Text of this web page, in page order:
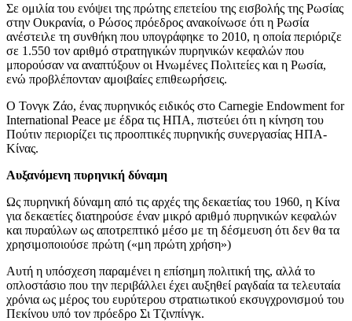
Σε ομιλία του ενόψει της πρώτης επετείου της εισβολής της Ρωσίας
στην Ουκρανία, ο Ρώσος πρόεδρος ανακοίνωσε ότι η Ρωσία
ανέστειλε τη συνθήκη που υπογράφηκε το 2010, η οποία περιόριζε
σε 1.550 τον αριθμό στρατηγικών πυρηνικών κεφαλών που
μπορούσαν να αναπτύξουν οι Ηνωμένες Πολιτείες και η Ρωσία,
ενώ προβλέπονταν αμοιβαίες επιθεωρήσεις.
Ο Τονγκ Ζάο, ένας πυρηνικός ειδικός στο Carnegie Endowment for
International Peace με έδρα τις ΗΠΑ, πιστεύει ότι η κίνηση του
Πούτιν περιορίζει τις προοπτικές πυρηνικής συνεργασίας ΗΠΑ-
Κίνας.
Αυξανόμενη πυρηνική δύναμη
Ως πυρηνική δύναμη από τις αρχές της δεκαετίας του 1960, η Κίνα
για δεκαετίες διατηρούσε έναν μικρό αριθμό πυρηνικών κεφαλών
και πυραύλων ως αποτρεπτικό μέσο με τη δέσμευση ότι δεν θα τα
χρησιμοποιούσε πρώτη («μη πρώτη χρήση»)
Αυτή η υπόσχεση παραμένει η επίσημη πολιτική της, αλλά το
οπλοστάσιο που την περιβάλλει έχει αυξηθεί ραγδαία τα τελευταία
χρόνια ως μέρος του ευρύτερου στρατιωτικού εκσυγχρονισμού του
Πεκίνου υπό τον πρόεδρο Σι Τζινπίνγκ.